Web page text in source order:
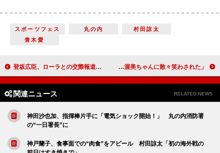
スポーツフェス 丸の内
村田諒太
青木愛
登坂広臣、ローラとの交際報道には触れず やる気を出すには「うまいご飯」と回答 山田洋次監督「寅さんの時代の元気が今もほしい」 倍賞千恵子「渥美ちゃんに散々笑わされた」
関連ニュース RELATED NEWS
神田沙也加、指揮棒片手に「電気ショック開始！」 丸の内消防署
の“一日署長”に
神戸蘭子、食事面での“肉食”をアピール 村田諒太「初の海外戦の